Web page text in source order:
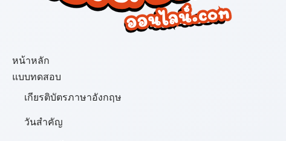
หน้าหลัก
แบบทดสอบ
เกียรติบัตรภาษาอังกฤษ
วันสำคัญ